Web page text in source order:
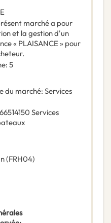
marché a pour
et la gestion d'un
« PLAISANCE » pour
: 5
du marché: Services
66514150 Services
(FRH04)